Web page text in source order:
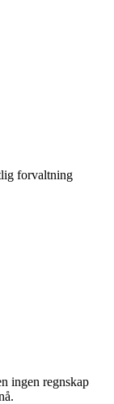
forvaltning
ingen regnskap